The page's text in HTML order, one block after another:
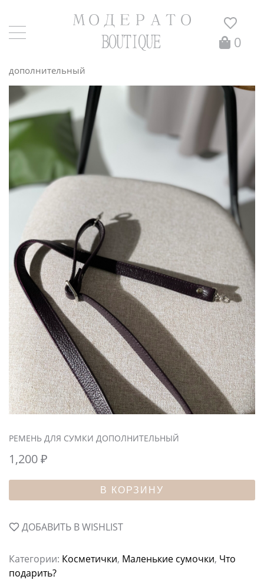
0
дополнительный
РЕМЕНЬ ДЛЯ СУМКИ ДОПОЛНИТЕЛЬНЫЙ
1,200₽
В КОРЗИНУ
ДОБАВИТЬ В WISHLIST
Категории: Косметички, Маленькие сумочки, Что
подарить?